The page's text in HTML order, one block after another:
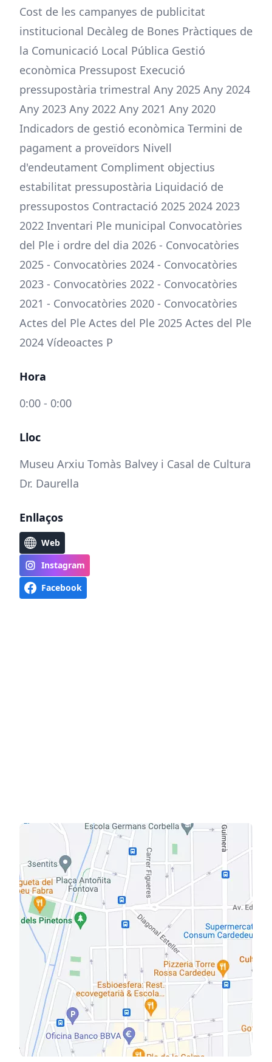
Cost de les campanyes de publicitat
institucional Decàleg de Bones Pràctiques de
la Comunicació Local Pública Gestió
econòmica Pressupost Execució
pressupostària trimestral Any 2025 Any 2024
Any 2023 Any 2022 Any 2021 Any 2020
Indicadors de gestió econòmica Termini de
pagament a proveïdors Nivell
d'endeutament Compliment objectius
estabilitat pressupostària Liquidació de
pressupostos Contractació 2025 2024 2023
2022 Inventari Ple municipal Convocatòries
del Ple i ordre del dia 2026 - Convocatòries
2025 - Convocatòries 2024 - Convocatòries
2023 - Convocatòries 2022 - Convocatòries
2021 - Convocatòries 2020 - Convocatòries
Actes del Ple Actes del Ple 2025 Actes del Ple
2024 Vídeoactes P
Hora
0:00 - 0:00
Lloc
Museu Arxiu Tomàs Balvey i Casal de Cultura
Dr. Daurella
Enllaços
Web
Instagram
Facebook